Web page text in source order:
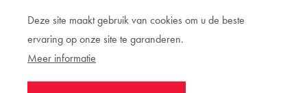
Deze site maakt gebruik van cookies om u de beste
ervaring op onze site te garanderen.
Meer informatie